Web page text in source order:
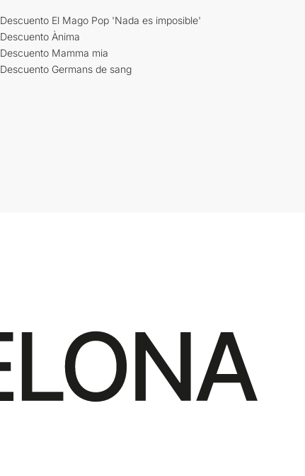
Descuento El Mago Pop 'Nada es imposible'
Descuento Ànima
Descuento Mamma mia
Descuento Germans de sang